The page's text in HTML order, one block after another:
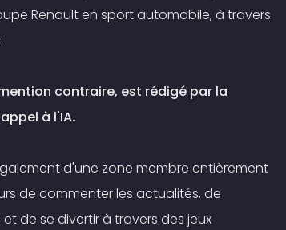
Renault en sport automobile, à travers
contraire, est rédigé par la
à l'IA.
d'une zone membre entièrement
de commenter les actualités, de
de se divertir à travers des jeux